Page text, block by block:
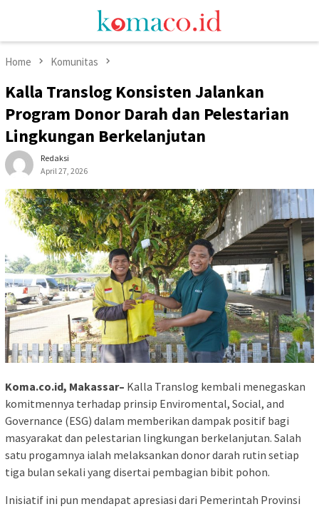
Menu
Home Komunitas
Kalla Translog Konsisten Jalankan
Program Donor Darah dan Pelestarian
Lingkungan Berkelanjutan
Redaksi
April 27, 2026
Koma.co.id, Makassar– Kalla Translog kembali menegaskan
komitmennya terhadap prinsip Enviromental, Social, and
Governance (ESG) dalam memberikan dampak positif bagi
masyarakat dan pelestarian lingkungan berkelanjutan. Salah
satu progamnya ialah melaksankan donor darah rutin setiap
tiga bulan sekali yang disertai pembagian bibit pohon.
Inisiatif ini pun mendapat apresiasi dari Pemerintah Provinsi